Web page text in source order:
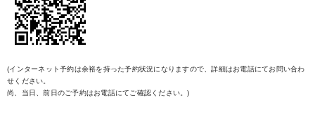
(インターネット予約は余裕を持った予約状況になりますので、詳細はお電話にてお問い合わ
せください。
尚、当日、前日のご予約はお電話にてご確認ください。)